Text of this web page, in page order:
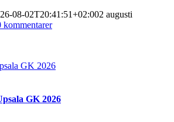
08-02T20:41:51+02:002 augusti
kommentarer
GK 2026
GK 2026